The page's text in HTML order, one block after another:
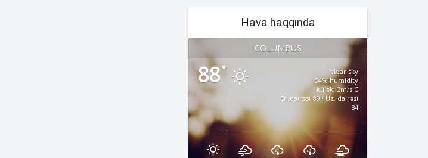
Hava haqqında
COLUMBUS
88°
clear sky
54% humidity
külək: 3m/s C
En dairəsi 89 • Uz. dairəsi
84